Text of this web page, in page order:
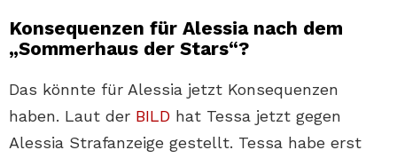
Konsequenzen für Alessia nach dem
„Sommerhaus der Stars“?
Das könnte für Alessia jetzt Konsequenzen
haben. Laut der BILD hat Tessa jetzt gegen
Alessia Strafanzeige gestellt. Tessa habe erst